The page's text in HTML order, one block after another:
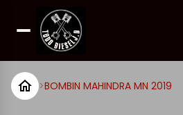
>BOMBIN MAHINDRA MN 2019